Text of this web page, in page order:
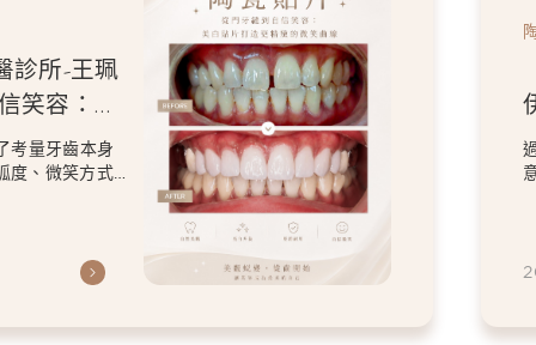
診所-王珮
笑容：美
笑曲線
考量牙齒本身
度、微笑方式